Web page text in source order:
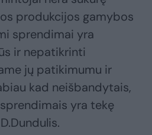
produkcijos gamybos
sprendimai yra
ir nepatikrinti
jų patikimumu ir
kad neišbandytais,
yra tekę